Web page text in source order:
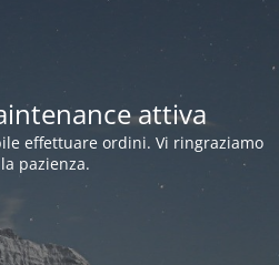
attiva
effettuare ordini. Vi ringraziamo
pazienza.